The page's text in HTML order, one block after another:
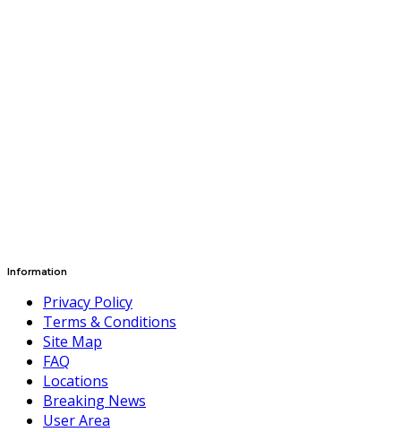
Information
Privacy Policy
Terms & Conditions
Site Map
FAQ
Locations
Breaking News
User Area